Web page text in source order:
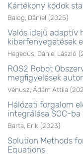
Kártékony kódok
Balog, Dániel (2025)
Valós idejű adaptív
kiberfenyegetések
Hegedüs, Dániel László (
ROS2 Robot
megfigyelések
Vénusz, Ádám Attila (
Hálózati forgalom
integrálása SOC-ba
Barta, Erik (2023)
Solution Methods
Equations